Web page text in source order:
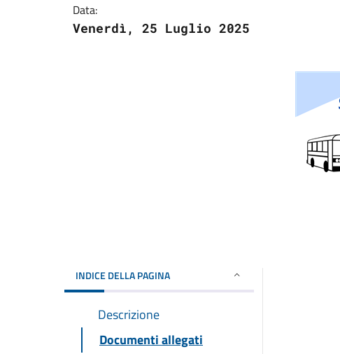
Data:
Venerdì, 25 Luglio 2025
INDICE DELLA PAGINA
Descrizione
Documenti allegati